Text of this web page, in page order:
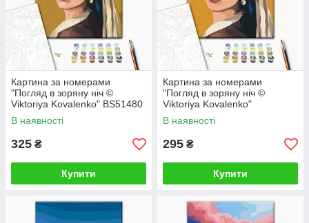
Картина за номерами
"Погляд в зоряну ніч ©
Viktoriya Kovalenko" BS51480
40×50 см
В наявності
325 ₴
Купити
Картина за номерами
"Погляд в зоряну ніч ©
Viktoriya Kovalenko"
RBS51480 30×40 см
В наявності
295 ₴
Купити